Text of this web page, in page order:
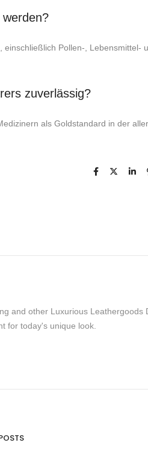
Pollen-, Lebensmittel-
zuverlässig?
als Goldstandard in der
and other Luxurious Leathergoods
for today's unique look.